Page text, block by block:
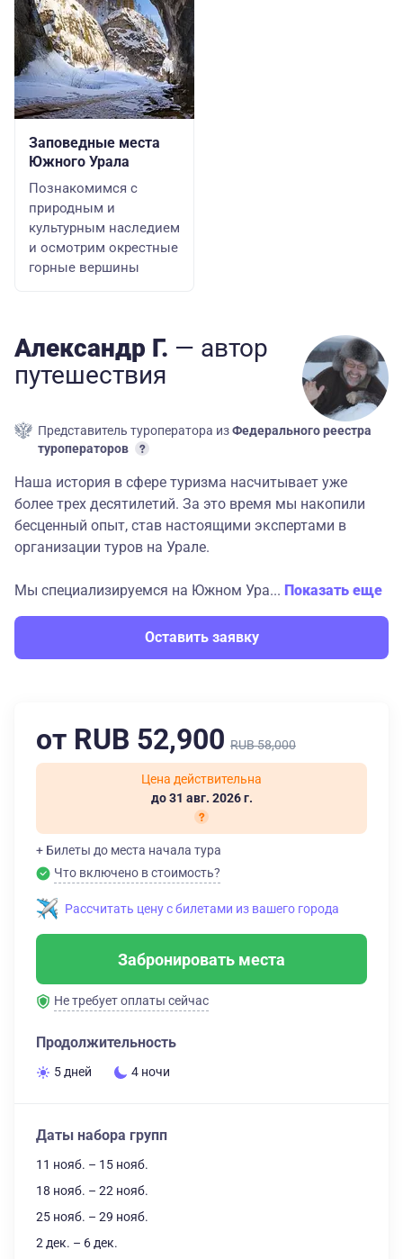
Заповедные места
Южного Урала
Познакомимся с
природным и
культурным наследием
и осмотрим окрестные
горные вершины
Aлександр Г. — автор
путешествия
Представитель туроператора изФедерального реестра
туроператоров
Наша история в сфере туризма насчитывает уже
более трех десятилетий. За это время мы накопили
бесценный опыт, став настоящими экспертами в
организации туров на Урале.
Мы специализируемся на Южном Ура... Показать еще
Оставить заявку
от RUB 52,900 RUB 58,000
Цена действительна
до 31 авг. 2026 г.
+ Билеты до места начала тура
Что включено в стоимость?
Рассчитать цену с билетами из вашего города
Забронировать места
Не требует оплаты сейчас
Продолжительность
5 дней 4 ночи
Даты набора групп
11 нояб. – 15 нояб.
18 нояб. – 22 нояб.
25 нояб. – 29 нояб.
2 дек. – 6 дек.